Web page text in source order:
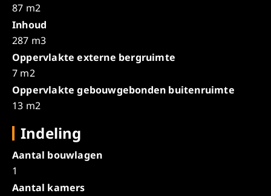
87 m2
Inhoud
287 m3
Oppervlakte externe bergruimte
7 m2
Oppervlakte gebouwgebonden buitenruimte
13 m2
Indeling
Aantal bouwlagen
1
Aantal kamers